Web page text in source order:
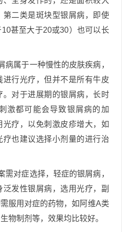
二类是斑块型银屑病，即使
甚至大于20或30）也可以长
病属于一种慢性的皮肤疾病，
行光疗，但并不是所有牛皮
对于进展期的银屑病，长时
激都可能会导致银屑病的加
疗，以免刺激皮疹增大，如
也建议选择小剂量的进行治
需对症选择，轻症的银屑病，
发性银屑病，选用光疗，副
服用对症的药物，如阿维A类
物制剂等，效果均比较好。